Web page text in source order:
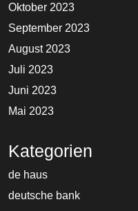
Oktober 2023
September 2023
August 2023
Juli 2023
Juni 2023
Mai 2023
Kategorien
de haus
deutsche bank